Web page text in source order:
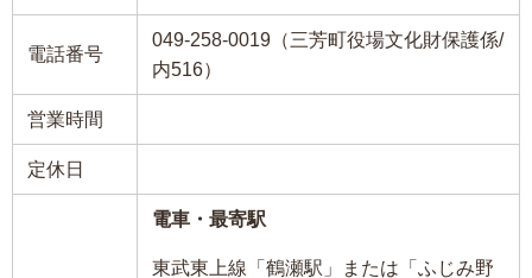
電話番号
049-258-0019（三芳町役場文化財保護係/
内516）
営業時間
定休日
電車・最寄駅
東武東上線「鶴瀬駅」または「ふじみ野